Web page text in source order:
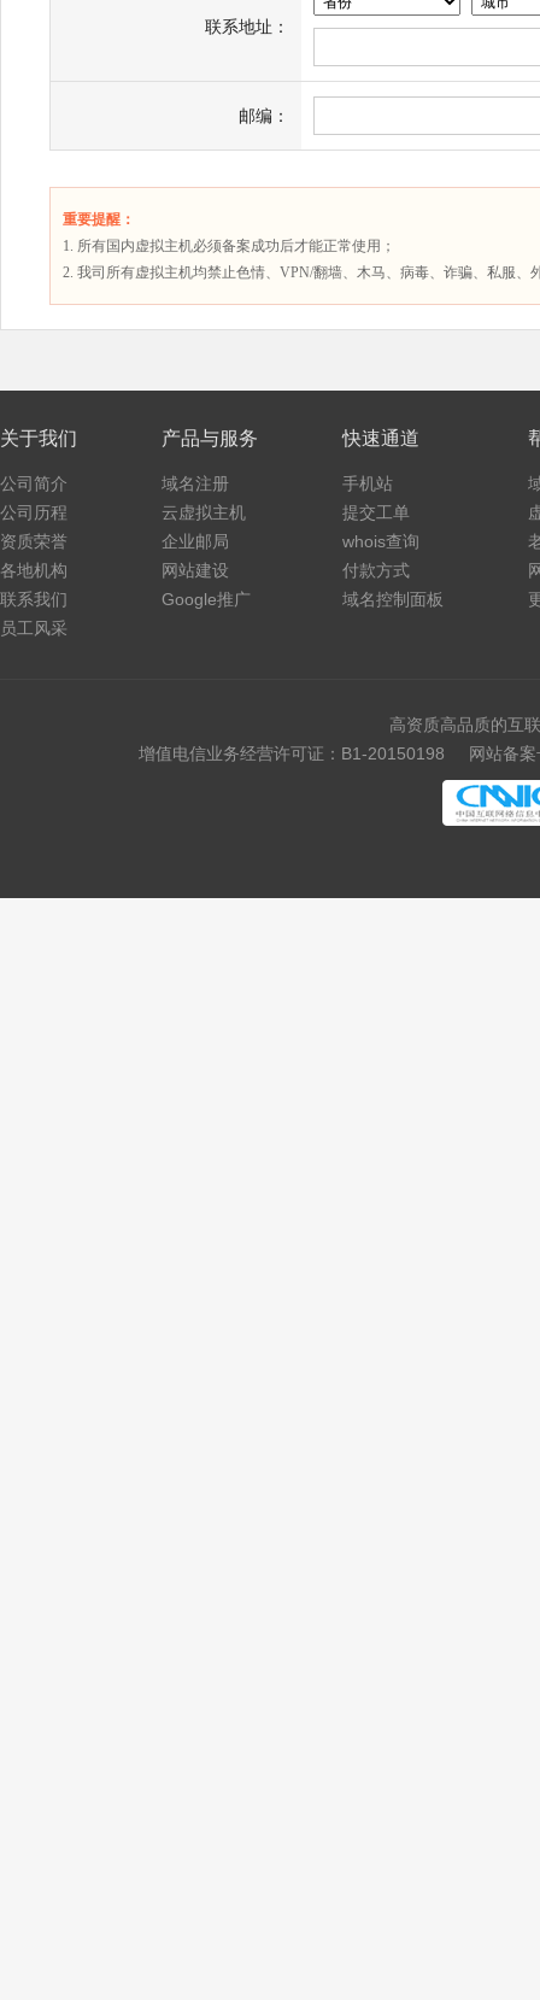
联系地址：
邮编：
重要提醒：
1. 所有国内虚拟主机必须备案成功后才能正常使用；
2. 我司所有虚拟主机均禁止色情、VPN/翻墙、木马、病毒、诈骗、私服
关于我们
公司简介
公司历程
资质荣誉
各地机构
联系我们
员工风采
产品与服务
域名注册
云虚拟主机
企业邮局
网站建设
Google推广
快速通道
手机站
提交工单
whois查询
付款方式
域名控制面板
高资质高品质的互
增值电信业务经营许可证：B1-20150198
网站备